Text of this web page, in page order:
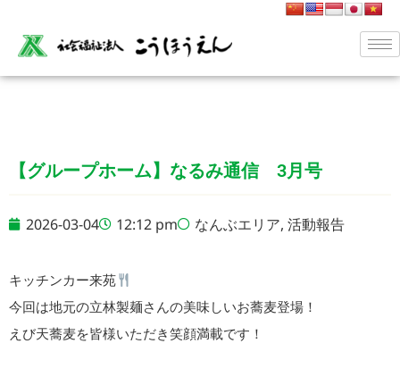
【グループホーム】なるみ通信 3月号
2026-03-04 12:12 pm なんぶエリア, 活動報告
キッチンカー来苑
今回は地元の立林製麺さんの美味しいお蕎麦登場！
えび天蕎麦を皆様いただき笑顔満載です！